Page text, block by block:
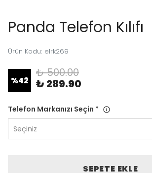
Panda Telefon Kılıfı
Ürün Kodu: elrk269
%42
₺ 500.00
₺ 289.90
Telefon Markanızı Seçin *
Seçiniz
SEPETE EKLE